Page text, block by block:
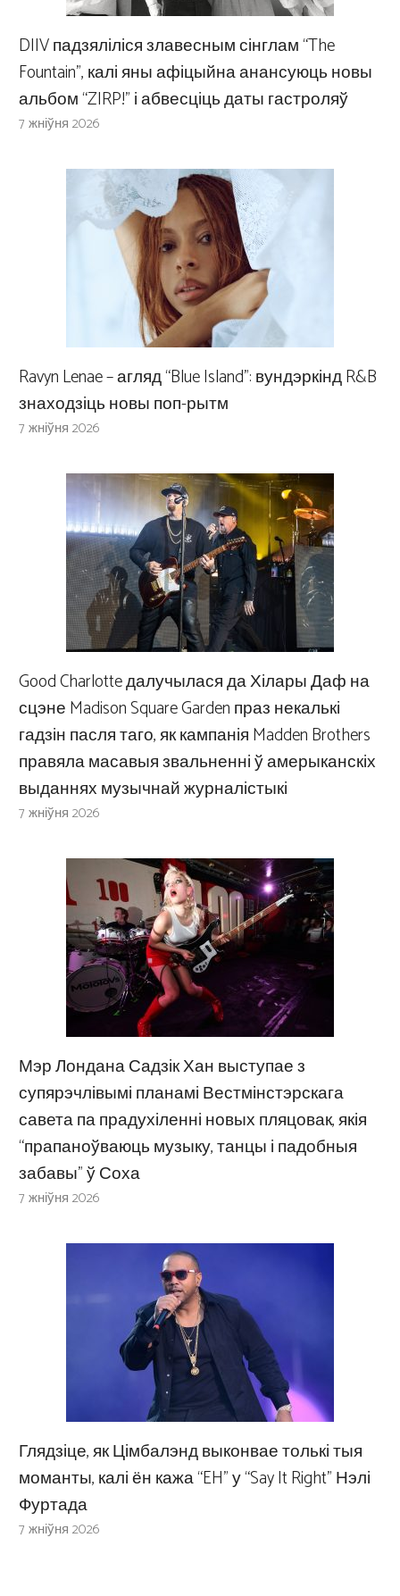
DIIV падзяліліся злавесным сінглам “The
Fountain”, калі яны афіцыйна анансуюць новы
альбом “ZIRP!” і абвесціць даты гастроляў
7 жніўня 2026
Ravyn Lenae – агляд “Blue Island”: вундэркінд R&B
знаходзіць новы поп-рытм
7 жніўня 2026
Good Charlotte далучылася да Хілары Даф на
сцэне Madison Square Garden праз некалькі
гадзін пасля таго, як кампанія Madden Brothers
правяла масавыя звальненні ў амерыканскіх
выданнях музычнай журналістыкі
7 жніўня 2026
Мэр Лондана Садзік Хан выступае з
супярэчлівымі планамі Вестмінстэрскага
савета па прадухіленні новых пляцовак, якія
“прапаноўваюць музыку, танцы і падобныя
забавы” ў Соха
7 жніўня 2026
Глядзіце, як Цімбалэнд выконвае толькі тыя
моманты, калі ён кажа “EH” у “Say It Right” Нэлі
Фуртада
7 жніўня 2026